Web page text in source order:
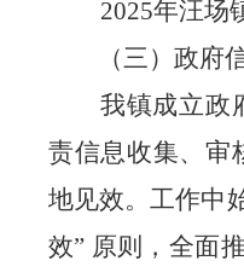
2025年汪场
（三）政府
我镇成立政
责信息收集、审
地见效。工作中
效” 原则，全面